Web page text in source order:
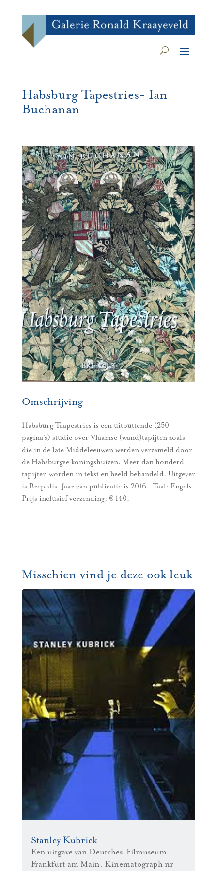
Habsburg Tapestries- Ian
Buchanan
Omschrijving
Habsburg Taapestries is een uitputtende (250
pagina’s) studie over Vlaamse (wand)tapijten zoals
die in de late Middeleeuwen werden verzameld door
de Habsburgse koningshuizen. Meer dan honderd
tapijten worden in tekst en beeld behandeld. Uitgever
is Brepolis. Jaar van publicatie is 2016. Taal: Engels.
Prijs inclusief verzending; € 140,-
Misschien vind je deze ook leuk
Stanley Kubrick
Een uitgave van Deutches Filmuseum
Frankfurt am Main. Kinematograph nr